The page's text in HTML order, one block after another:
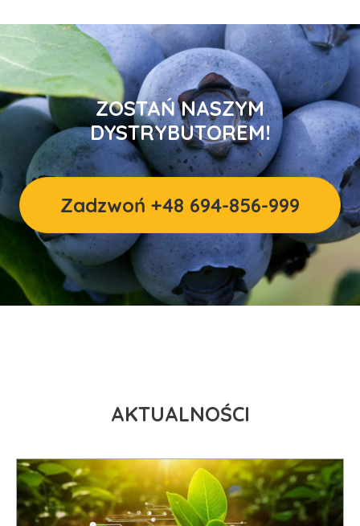
ZOSTAŃ NASZYM
DYSTRYBUTOREM!
Zadzwoń +48 694-856-999
AKTUALNOŚCI